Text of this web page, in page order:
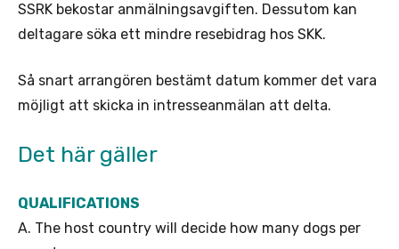
SSRK bekostar anmälningsavgiften. Dessutom kan
deltagare söka ett mindre resebidrag hos SKK.
Så snart arrangören bestämt datum kommer det vara
möjligt att skicka in intresseanmälan att delta.
Det här gäller
QUALIFICATIONS
A. The host country will decide how many dogs per